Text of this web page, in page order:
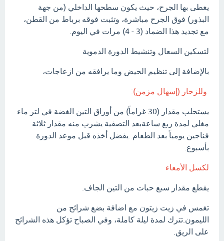
يغطى بها الجرح، حيث يكون سطحها الداخلي (من جهة
البذور) فوق الجرح مباشرة، وتثبت فوقه برباط من القطن،
مع تجديد هذا الضماد (3 - 4) مرات في اليوم.
لتسكين السعال وتنشيط الدورة الدموية
بالإضافة إلى تنظيم الحيض وما يرافقه من ازعاجات،
وللزحار (إسهال مزمن):
يستحلب مقدار (30 غراماً) من أوراق التين الغضة في لتر ماء
مغلي لمدة ربع ساعةبعد التصفية يشرب منه مقدار ثلاثة
فناجين يومياً بعد الطعام..يفضل أخذه قبل موعد الدورة
بأسبوع.
لكسل الأمعاء
يقطع مقدار سبع حبات من التين الجاف.
تغمس في زيت زيتون مع اضافة بضع شرائح من
الليمون.تترك لمدة ليلة كاملة، وفي الصباح تؤكل هذه الشرائح
على الريق.